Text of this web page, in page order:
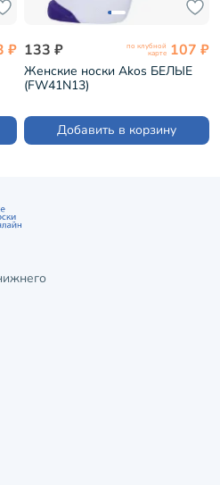
₽ 133 ₽ по клубной
карте 107 ₽
Женские носки Akos БЕЛЫЕ
(FW41N13)
Добавить в корзину